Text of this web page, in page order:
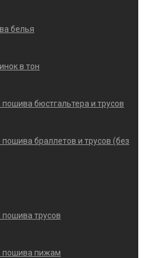
белья
в тон
бюстгальтера и трусов
браллетов и трусов (без
трусов
пошива пижам